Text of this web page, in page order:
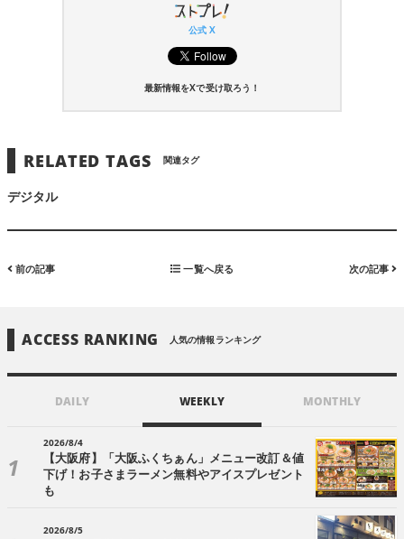
公式 X
最新情報をXで受け取ろう！
RELATED TAGS 関連タグ
デジタル
前の記事 一覧へ戻る 次の記事
ACCESS RANKING 人気の情報ランキング
DAILY WEEKLY MONTHLY
2026/8/4
【大阪府】「大阪ふくちぁん」メニュー改訂＆値
下げ！お子さまラーメン無料やアイスプレゼント
も
2026/8/5